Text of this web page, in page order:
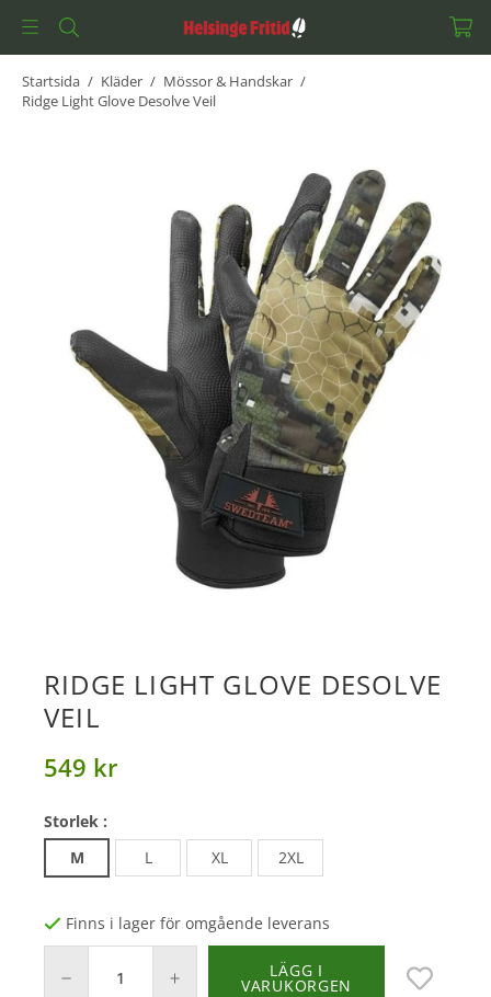
Startsida / Kläder / Mössor & Handskar /
Ridge Light Glove Desolve Veil
RIDGE LIGHT GLOVE DESOLVE
VEIL
549 kr
Storlek :
M
L XL 2XL
Finns i lager för omgående leverans
LÄGG I
VARUKORGEN